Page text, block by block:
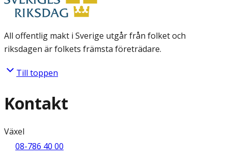
All offentlig makt i Sverige utgår från folket och
riksdagen är folkets främsta företrädare.
Till toppen
Kontakt
Växel
08-786 40 00